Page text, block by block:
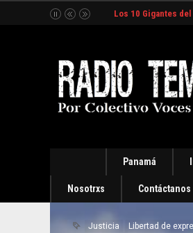
Los 10 Gigantes
Panamá
Nosotrxs Contáctanos
Justicia Libertad de